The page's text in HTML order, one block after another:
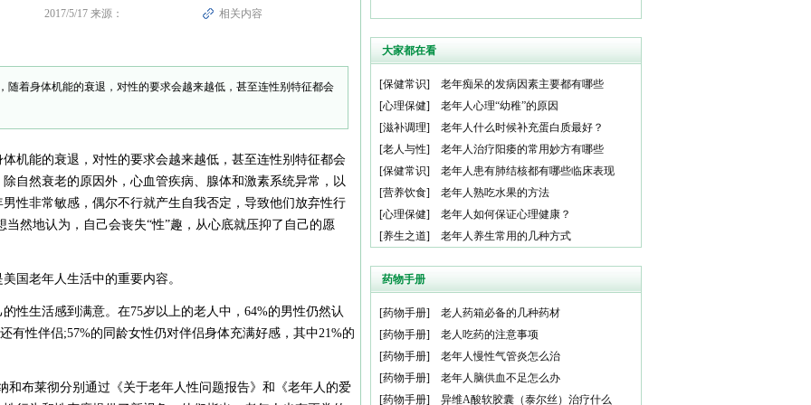
2017/5/17 来源： 相关内容
随着身体机能的衰退，对性的要求会越来越低，甚至连性别特征都会
机能的衰退，对性的要求会越来越低，甚至连性别特征都会
自然衰老的原因外，心血管疾病、腺体和激素系统异常，以
性非常敏感，偶尔不行就产生自我否定，导致他们放弃性行
然地认为，自己会丧失“性”趣，从心底就压抑了自己的愿
国老年人生活中的重要内容。
性生活感到满意。在75岁以上的老人中，64%的男性仍然认
有性伴侣;57%的同龄女性仍对伴侣身体充满好感，其中21%的
和布莱彻分别通过《关于老年人性问题报告》和《老年人的爱
大家都在看
[保健常识]
老年痴呆的发病因素主要都有哪些
[心理保健]
老年人心理“幼稚”的原因
[滋补调理]
老年人什么时候补充蛋白质最好？
[老人与性]
老年人治疗阳痿的常用妙方有哪些
[保健常识]
老年人患有肺结核都有哪些临床表现
[营养饮食]
老年人熟吃水果的方法
[心理保健]
老年人如何保证心理健康？
[养生之道] 老年人养生常用的几种方式
药物手册
[药物手册]
老人药箱必备的几种药材
[药物手册]
老人吃药的注意事项
[药物手册]
老年人慢性气管炎怎么治
[药物手册]
老年人脑供血不足怎么办
[药物手册] 异维A酸软胶囊（泰尔丝）治疗什么